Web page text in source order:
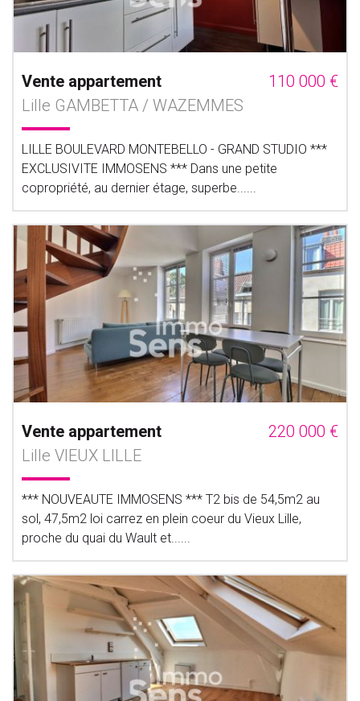
Vente appartement
110 000 €
Lille GAMBETTA / WAZEMMES
LILLE BOULEVARD MONTEBELLO - GRAND STUDIO ***
EXCLUSIVITE IMMOSENS *** Dans une petite
copropriété, au dernier étage, superbe......
Vente appartement
220 000 €
Lille VIEUX LILLE
*** NOUVEAUTE IMMOSENS *** T2 bis de 54,5m2 au
sol, 47,5m2 loi carrez en plein coeur du Vieux Lille,
proche du quai du Wault et......